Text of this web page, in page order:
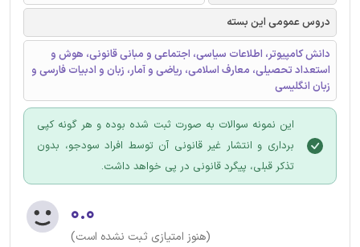
دروس عمومی این بسته
دانش کامپیوتر، اطلاعات سیاسی، اجتماعی و مبانی قانونی، هوش و
استعداد تحصیلی، معارف اسلامی، ریاضی و آمار، زبان و ادبیات فارسی و
زبان انگلیسی
این نمونه سوالات به صورت ثبت شده بوده و هر گونه کپی
برداری و انتشار غیر قانونی آن توسط افراد سودجو، بدون
تذکر قبلی، پیگرد قانونی در پی خواهد داشت.
۰.۰
(هنوز امتیازی ثبت نشده است)